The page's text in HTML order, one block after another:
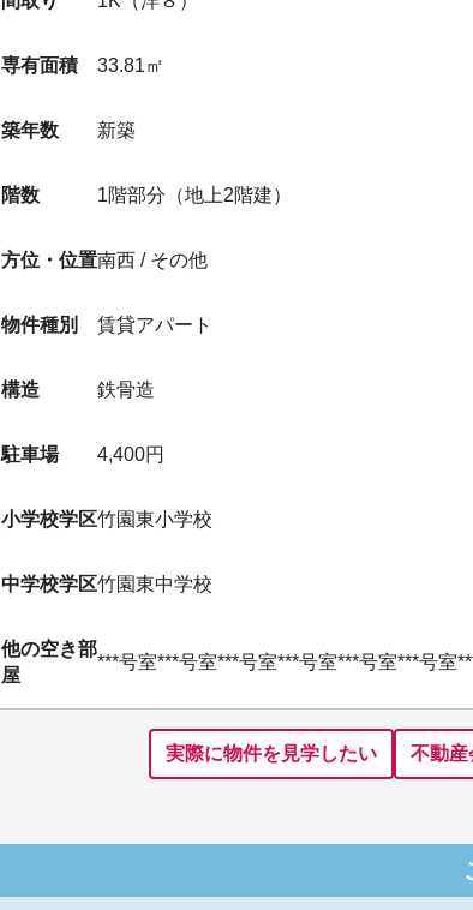
専有面積 33.81㎡
築年数 新築
階数 1階部分（地上2階建）
方位・位置南西 / その他
物件種別 賃貸アパート
構造 鉄骨造
駐車場 4,400円
小学校学区竹園東小学校
中学校学区竹園東中学校
他の空き部
屋
***号室***号室***号室***号室***号室***号室
実際に物件を見学したい
不動産